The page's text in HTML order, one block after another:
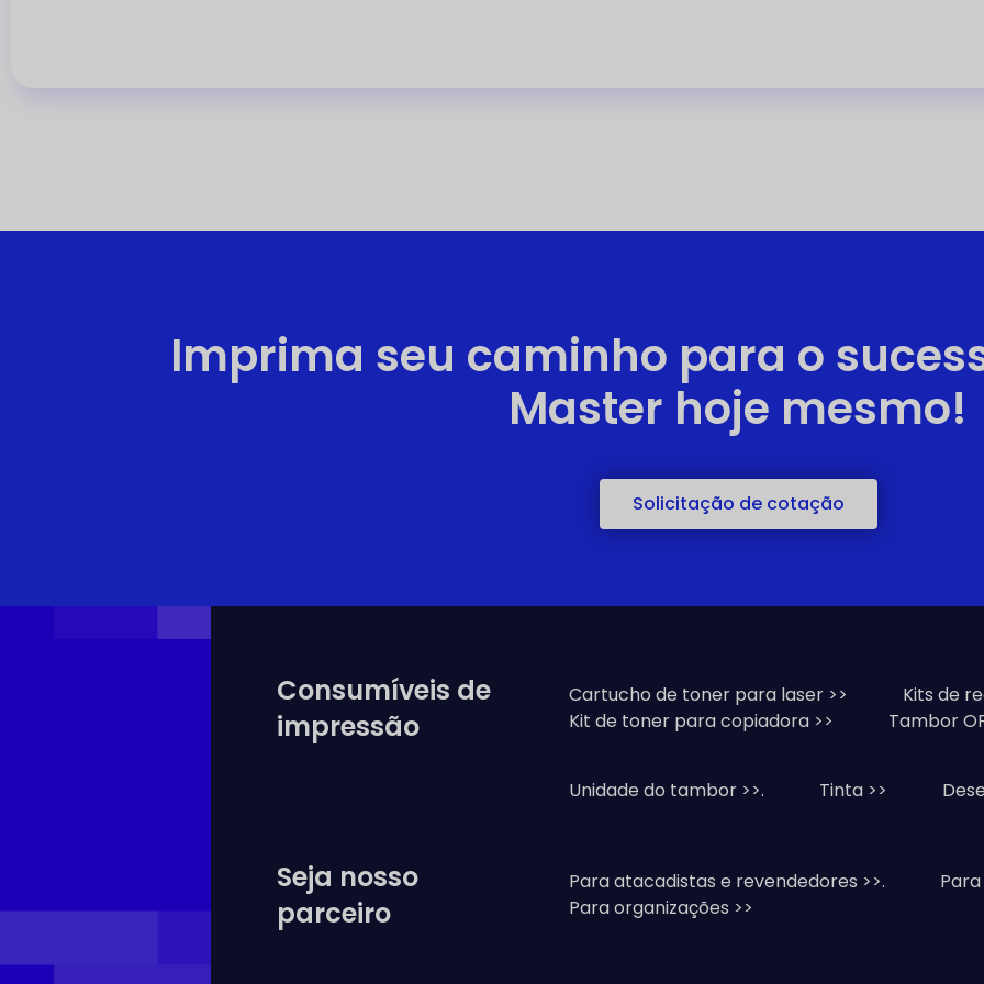
Imprima seu caminho para o
Master hoje mesmo!
Solicitação de cotação
Consumíveis de
impressão
Cartucho de toner para laser >>
Kits de
Kit de toner para copiadora >>
Tambor
Unidade do tambor >>. Tinta >>
Seja nosso
parceiro
Para atacadistas e revendedores >>.
Para organizações >>